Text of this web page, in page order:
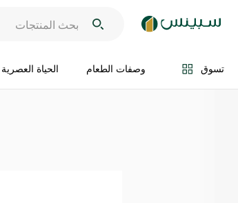
تسوق وصفات الطعام الحياة العصرية
اضف الى السلة